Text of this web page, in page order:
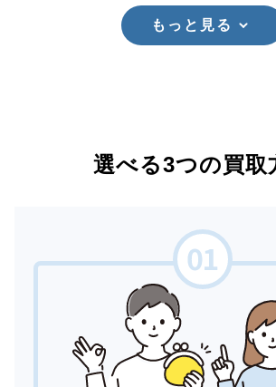
もっと見る
選べる3つの買取